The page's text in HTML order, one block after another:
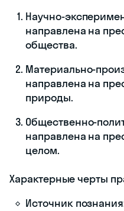
Научно-
направлена на
общества.
Материально-
направлена на
природы.
Общественно-
направлена на
целом.
Характерные черты
Источник